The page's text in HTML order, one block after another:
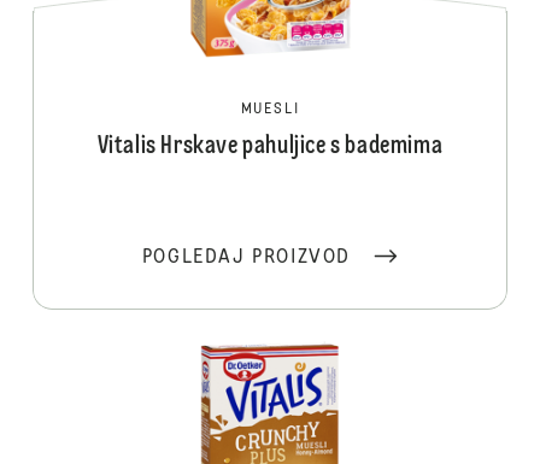
MUESLI
Vitalis Hrskave pahuljice s bademima
POGLEDAJ PROIZVOD